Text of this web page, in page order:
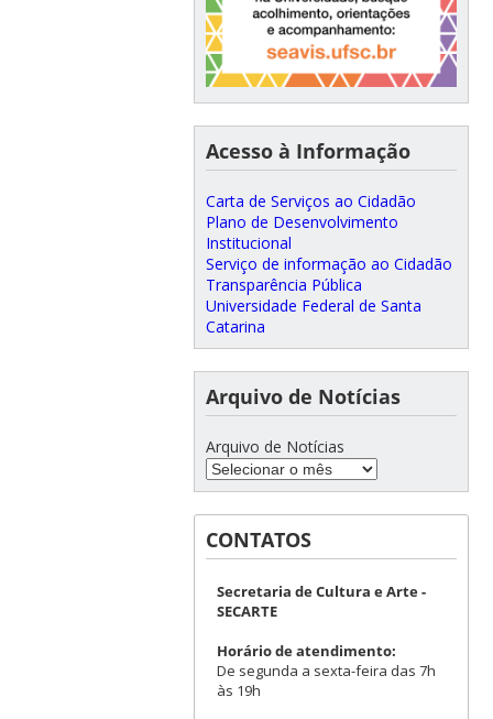
Acesso à Informação
Carta de Serviços ao Cidadão
Plano de Desenvolvimento
Institucional
Serviço de informação ao Cidadão
Transparência Pública
Universidade Federal de Santa
Catarina
Arquivo de Notícias
Arquivo de Notícias
CONTATOS
Secretaria de Cultura e Arte -
SECARTE
Horário de atendimento:
De segunda a sexta-feira das 7h
às 19h